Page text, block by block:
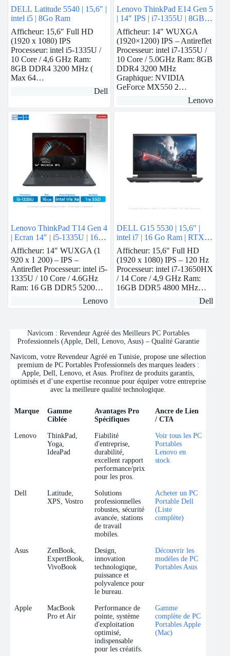
DELL Latitude 5540 | 15,6″ |
intel i5 | 8Go Ram
Afficheur: 15,6″ Full HD
(1920 x 1080) IPS
Processeur: intel i5-1335U /
10 Core / 4,6 GHz Ram:
8GB DDR4 3200 MHz (
Max 64…
Dell
Lenovo ThinkPad E14 Gen 5
| 14″ IPS | i7-1355U | 8GB
Ram | Nvidia MX550 | 512
GB SSD
Afficheur: 14″ WUXGA
(1920×1200) IPS – Antireflet
Processeur: intel i7-1355U /
10 Core / 5.0GHz Ram: 8GB
DDR4 3200 MHz
Graphique: NVIDIA
GeForce MX550 2…
Lenovo
Lenovo ThinkPad T14 Gen 4
| Ecran 14″ | i5-1335U | 16
GB ram | intel Iris Xe | 1 TB
SSD
Afficheur: 14″ WUXGA (1
920 x 1 200) – IPS –
Antireflet Processeur: intel i5-
1335U / 10 Core / 4.6GHz
Ram: 16 GB DDR5 5200…
Lenovo
DELL G15 5530 | 15,6″ |
intel i7 | 16 Go Ram | RTX
3050
Afficheur: 15,6″ Full HD
(1920 x 1080) IPS – 120 Hz
Processeur: intel i7-13650HX
/ 14 Core / 4,9 GHz Ram:
16GB DDR5 4800 MHz…
Dell
Navicom : Revendeur Agréé des Meilleurs PC Portables
Professionnels (Apple, Dell, Lenovo, Asus) – Qualité Garantie
Navicom, votre Revendeur Agréé en Tunisie, propose une sélection
premium de PC Portables Professionnels des marques leaders :
Apple, Dell, Lenovo, et Asus. Profitez de produits garantis,
optimisés et d’une expertise reconnue pour équiper votre entreprise
avec la meilleure qualité technologique.
Marque
Gamme
Ciblée
Avantages Pro
Spécifiques
Ancre de Lien
/ CTA
Marque
Gamme
Ciblée
Avantages Pro
Spécifiques
Ancre de Lien
/ CTA
Lenovo
ThinkPad,
Yoga,
IdeaPad
Fiabilité
d'entreprise,
durabilité,
excellent rapport
performance/prix
pour les pros.
Voir tous les PC
Portables
Lenovo en
stock
Dell
Latitude,
XPS, Vostro
Solutions
professionnelles
robustes, sécurité
avancée, stations
de travail
mobiles.
Acheter un PC
Portable Dell
(Liste
complète)
Asus
ZenBook,
ExpertBook,
VivoBook
Design,
innovation
technologique,
puissance et
polyvalence pour
le bureau.
Découvrir les
modèles de PC
Portables Asus
Apple
MacBook
Pro et Air
Performance de
pointe, système
d'exploitation
optimisé,
indispensable
pour les créatifs.
Gamme
complète de PC
Portables Apple
(Mac)